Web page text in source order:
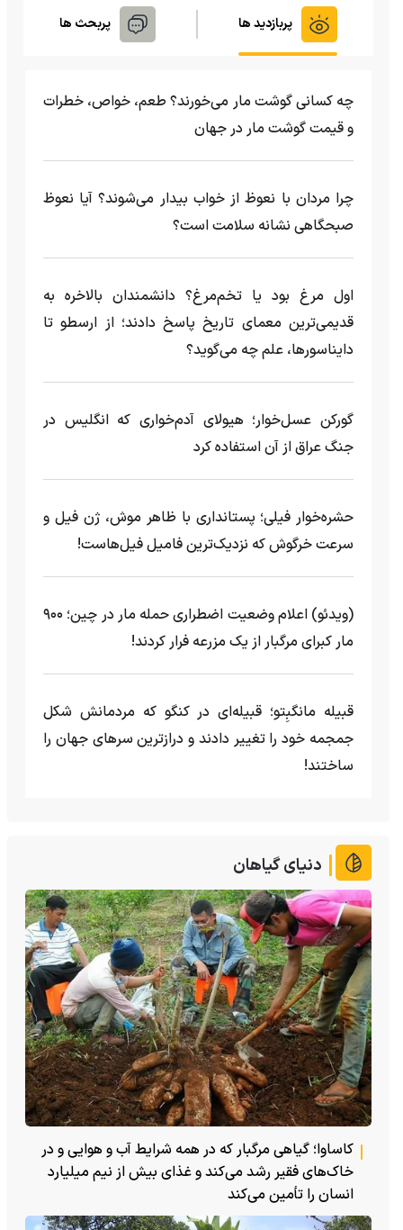
پربازدید ها پربحث ها
چه کسانی گوشت مار می‌خورند؟ طعم، خواص، خطرات
و قیمت گوشت مار در جهان
چرا مردان با نعوظ از خواب بیدار می‌شوند؟ آیا نعوظ
صبحگاهی نشانه سلامت است؟
اول مرغ بود یا تخم‌مرغ؟ دانشمندان بالاخره به
قدیمی‌ترین معمای تاریخ پاسخ دادند؛ از ارسطو تا
دایناسورها، علم چه می‌گوید؟
گورکن عسل‌خوار؛ هیولای آدم‌خواری که انگلیس در
جنگ عراق از آن استفاده کرد
حشره‌خوار فیلی؛ پستانداری با ظاهر موش، ژن فیل و
سرعت خرگوش که نزدیک‌ترین فامیل فیل‌هاست!
(ویدئو) اعلام وضعیت اضطراری حمله مار‌ در چین؛ ۹۰۰
مار کبرای مرگبار از یک مزرعه‌ فرار کردند!
قبیله مانگبِتو؛ قبیله‌ای در کنگو که مردمانش شکل
جمجمه خود را تغییر دادند و درازترین سرهای جهان را
ساختند!
دنیای گیاهان
کاساوا؛ گیاهی مرگبار که در همه شرایط آب و هوایی و در
خاک‌های فقیر رشد می‌کند و غذای بیش از نیم میلیارد
انسان را تأمین می‌کند